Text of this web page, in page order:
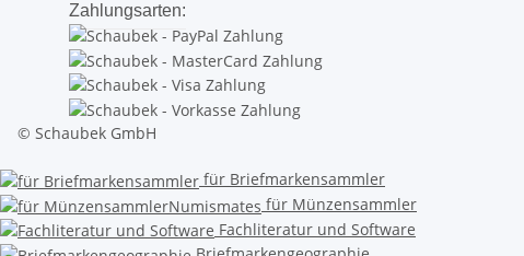
Zahlungsarten:
© Schaubek GmbH
für Briefmarkensammler
für Münzensammler
Fachliteratur und Software